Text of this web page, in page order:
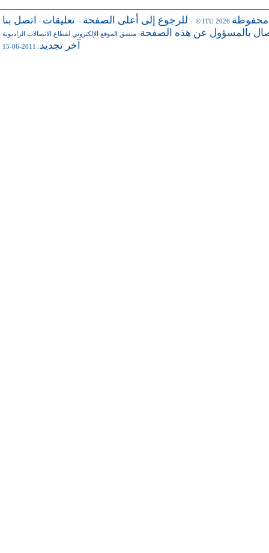
للرجوع إلى أعلى الصفحة - تعليقات - اتصل بنا - © ITU 2026 محفوظة
بالمسؤول عن هذه الصفحة: منسق الموقع الإلكتروني لقطاع الاتصالات الراديوية
آخر تجديد: 2011-06-15